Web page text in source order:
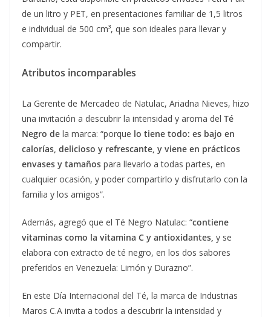
de un litro y PET, en presentaciones familiar de 1,5 litros
e individual de 500 cm³, que son ideales para llevar y
compartir.
Atributos incomparables
La Gerente de Mercadeo de Natulac, Ariadna Nieves, hizo
una invitación a descubrir la intensidad y aroma del Té
Negro de la marca: “porque lo tiene todo: es bajo en
calorías, delicioso y refrescante, y viene en prácticos
envases y tamaños para llevarlo a todas partes, en
cualquier ocasión, y poder compartirlo y disfrutarlo con la
familia y los amigos”.
Además, agregó que el Té Negro Natulac: “contiene
vitaminas como la vitamina C y antioxidantes, y se
elabora con extracto de té negro, en los dos sabores
preferidos en Venezuela: Limón y Durazno”.
En este Día Internacional del Té, la marca de Industrias
Maros C.A invita a todos a descubrir la intensidad y